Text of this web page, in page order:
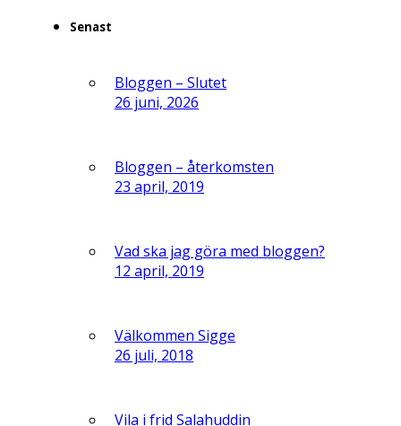
Senast
Bloggen – Slutet
26 juni, 2026
Bloggen – återkomsten
23 april, 2019
Vad ska jag göra med bloggen?
12 april, 2019
Välkommen Sigge
26 juli, 2018
Vila i frid Salahuddin